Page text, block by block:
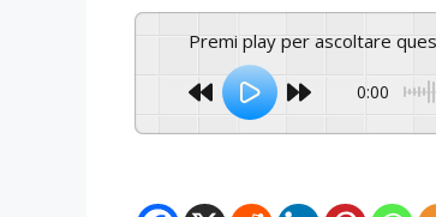
Premi play per ascoltare
0:00